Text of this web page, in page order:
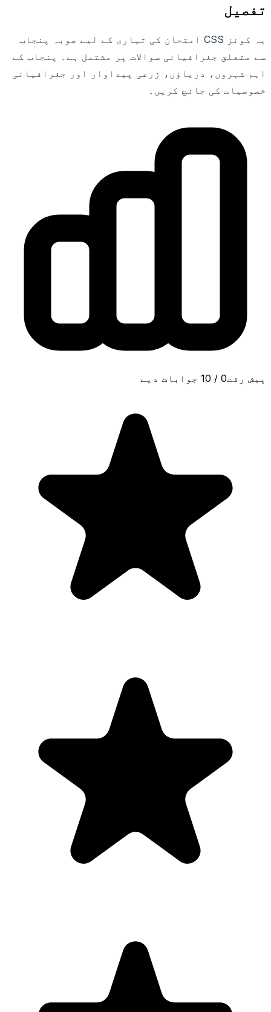
تفصیل
یہ کوئز CSS امتحان کی تیاری کے لیے صوبہ پنجاب
سے متعلق جغرافیائی سوالات پر مشتمل ہے۔ پنجاب کے
اہم شہروں، دریاؤں، زرعی پیداوار اور جغرافیائی
خصوصیات کی جانچ کریں۔
پیش رفت0
/
10 جوابات دیے